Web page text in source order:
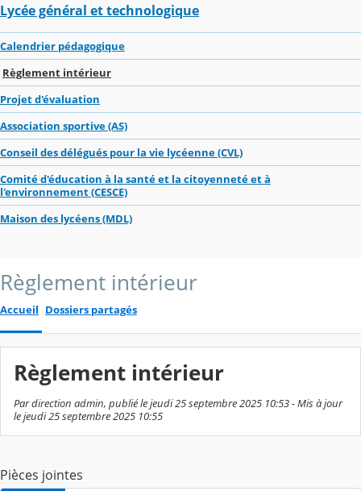
Lycée général et technologique
Calendrier pédagogique
Règlement intérieur
Projet d'évaluation
Association sportive (AS)
Conseil des délégués pour la vie lycéenne (CVL)
Comité d'éducation à la santé et la citoyenneté et à
l'environnement (CESCE)
Maison des lycéens (MDL)
Règlement intérieur
Accueil Dossiers partagés
Règlement intérieur
Par direction admin, publié le jeudi 25 septembre 2025 10:53 - Mis à jour
le jeudi 25 septembre 2025 10:55
Pièces jointes